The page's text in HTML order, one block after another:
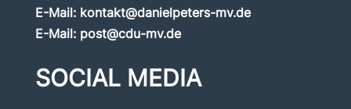
E-Mail: kontakt@danielpeters-mv.de
E-Mail: post@cdu-mv.de
SOCIAL MEDIA